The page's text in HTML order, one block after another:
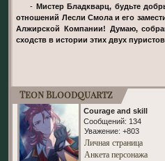
Мистер Бладкварц, будьте
отношений Лесли Смола и его
Алжирской Компании! Думаю,
сходств в истории этих двух
Teon Bloodquartz
Courage and skill
Сообщений: 134
Уважение: +803
Личная страница
Анкета персонажа